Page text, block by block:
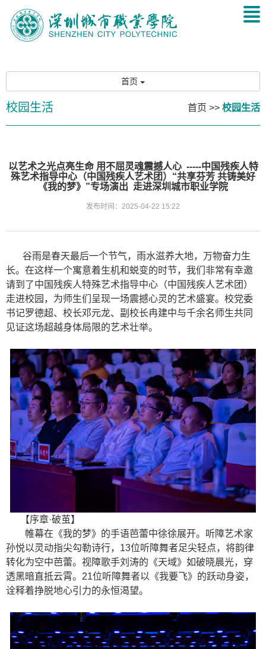
首页
校园生活 首页 >> 校园生活
以艺术之光点亮生命 用不屈灵魂震撼人心 -----中国残疾人特
殊艺术指导中心（中国残疾人艺术团）“共享芬芳 共铸美好
《我的梦》”专场演出 走进深圳城市职业学院
发布时间：2025-04-22 15:22
谷雨是春天最后一个节气，雨水滋养大地，万物奋力生
长。在这样一个寓意着生机和蜕变的时节，我们非常有幸邀
请到了中国残疾人特殊艺术指导中心（中国残疾人艺术团）
走进校园，为师生们呈现一场震撼心灵的艺术盛宴。校党委
书记罗德超、校长邓元龙、副校长冉建中与千余名师生共同
见证这场超越身体局限的艺术壮举。
【序章·破茧】
帷幕在《我的梦》的手语芭蕾中徐徐展开。听障艺术家
孙悦以灵动指尖勾勒诗行，13位听障舞者足尖轻点，将韵律
转化为空中芭蕾。视障歌手刘涛的《天域》如破晓晨光，穿
透黑暗直抵云霄。21位听障舞者以《我要飞》的跃动身姿，
诠释着挣脱地心引力的永恒渴望。